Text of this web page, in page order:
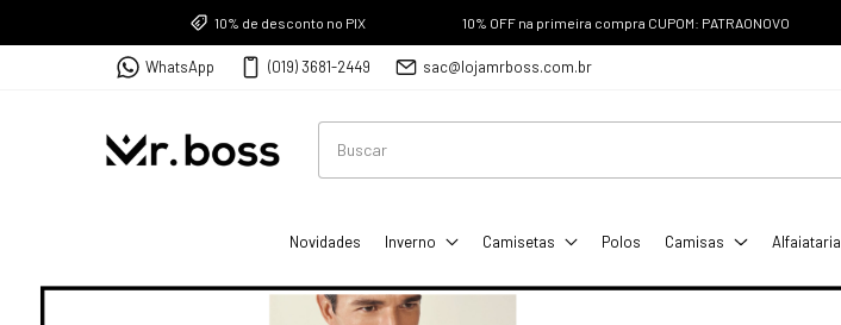
10% de desconto no PIX 10% OFF na primeira compra CUPOM: PATRAONOVO
WhatsApp (019) 3681-2449 sac@lojamrboss.com.br
Novidades Inverno Camisetas Polos Camisas Alfaiataria